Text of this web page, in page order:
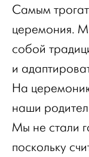
Самым
церемония.
собой
и
На
наши
Мы не стали
поскольку